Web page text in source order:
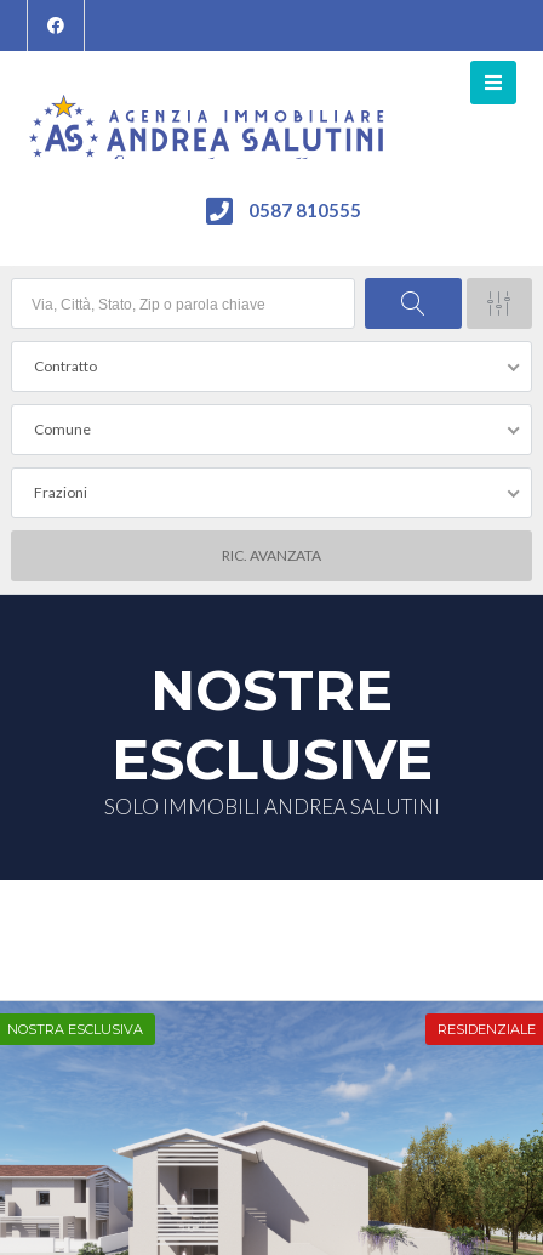
0587 810555
Contratto
Comune
Frazioni
RIC. AVANZATA
NOSTRE
ESCLUSIVE
SOLO IMMOBILI ANDREA SALUTINI
NOSTRA ESCLUSIVA RESIDENZIALE